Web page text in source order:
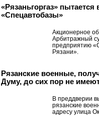
«Рязаньгоргаз»
«Спецавтобазы»
Акционерное
Арбитражный
предприятию
Рязани».
Рязанские военные,
Думу, до сих пор не
В преддверии
рязанские
адресу улица